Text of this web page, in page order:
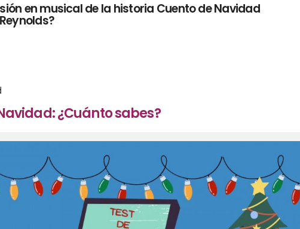
en musical de la historia Cuento de Navidad
¿Cuánto sabes?